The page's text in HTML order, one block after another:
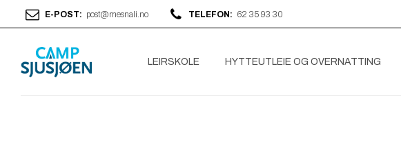
E-POST: post@mesnali.no TELEFON: 62 35 93 30
LEIRSKOLE HYTTEUTLEIE OG OVERNATTING